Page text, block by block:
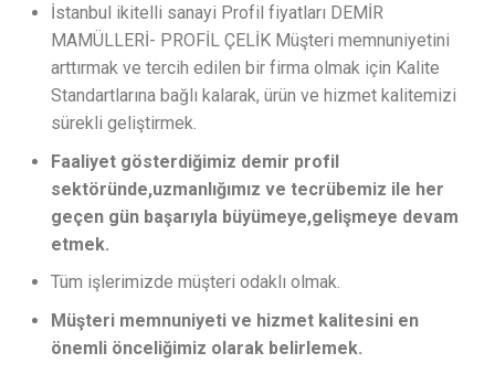
İstanbul ikitelli sanayi Profil fiyatları DEMİR
MAMÜLLERİ- PROFİL ÇELİK Müşteri memnuniyetini
arttırmak ve tercih edilen bir firma olmak için Kalite
Standartlarına bağlı kalarak, ürün ve hizmet kalitemizi
sürekli geliştirmek.
Faaliyet gösterdiğimiz demir profil
sektöründe,uzmanlığımız ve tecrübemiz ile her
geçen gün başarıyla büyümeye,gelişmeye devam
etmek.
Tüm işlerimizde müşteri odaklı olmak.
Müşteri memnuniyeti ve hizmet kalitesini en
önemli önceliğimiz olarak belirlemek.